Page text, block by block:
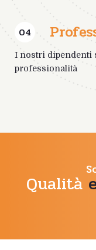
04
I nostri dipendenti
professionalità
Qualità